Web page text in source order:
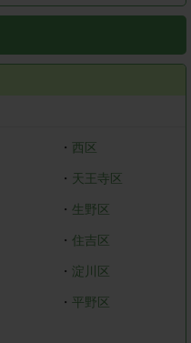
・ 西区
・ 天王寺区
・ 生野区
・ 住吉区
・ 淀川区
・平野区